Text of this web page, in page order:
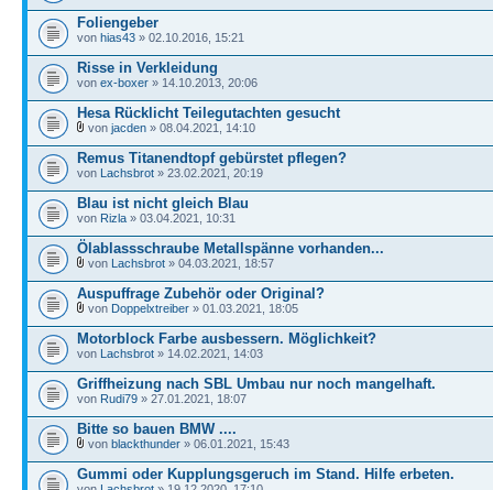
Foliengeber
von hias43 » 02.10.2016, 15:21
Risse in Verkleidung
von ex-boxer » 14.10.2013, 20:06
Hesa Rücklicht Teilegutachten gesucht
von jacden » 08.04.2021, 14:10
Remus Titanendtopf gebürstet pflegen?
von Lachsbrot » 23.02.2021, 20:19
Blau ist nicht gleich Blau
von Rizla » 03.04.2021, 10:31
Ölablassschraube Metallspänne vorhanden...
von Lachsbrot » 04.03.2021, 18:57
Auspuffrage Zubehör oder Original?
von Doppelxtreiber » 01.03.2021, 18:05
Motorblock Farbe ausbessern. Möglichkeit?
von Lachsbrot » 14.02.2021, 14:03
Griffheizung nach SBL Umbau nur noch mangelhaft.
von Rudi79 » 27.01.2021, 18:07
Bitte so bauen BMW ....
von blackthunder » 06.01.2021, 15:43
Gummi oder Kupplungsgeruch im Stand. Hilfe erbeten.